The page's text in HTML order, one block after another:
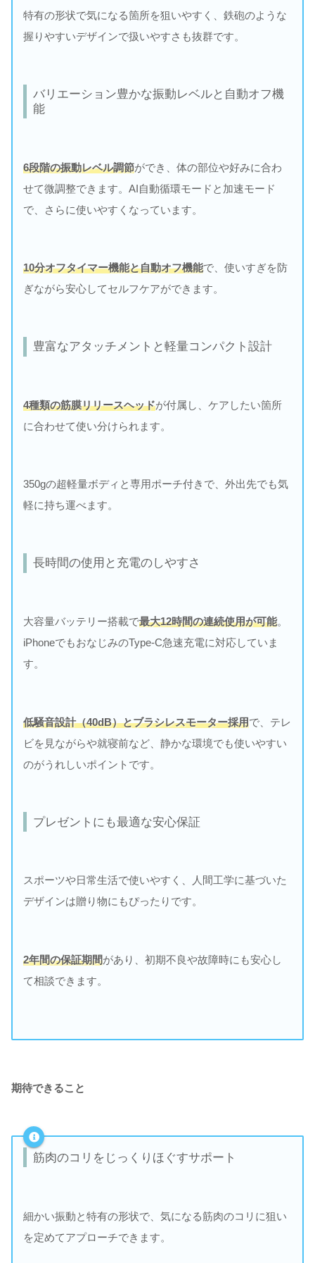
特有の形状で気になる箇所を狙いやすく、鉄砲のような
握りやすいデザインで扱いやすさも抜群です。
バリエーション豊かな振動レベルと自動オフ機
能
6段階の振動レベル調節ができ、体の部位や好みに合わ
せて微調整できます。AI自動循環モードと加速モード
で、さらに使いやすくなっています。
10分オフタイマー機能と自動オフ機能で、使いすぎを防
ぎながら安心してセルフケアができます。
豊富なアタッチメントと軽量コンパクト設計
4種類の筋膜リリースヘッドが付属し、ケアしたい箇所
に合わせて使い分けられます。
350gの超軽量ボディと専用ポーチ付きで、外出先でも気
軽に持ち運べます。
長時間の使用と充電のしやすさ
大容量バッテリー搭載で最大12時間の連続使用が可能。
iPhoneでもおなじみのType-C急速充電に対応していま
す。
低騒音設計（40dB）とブラシレスモーター採用で、テレ
ビを見ながらや就寝前など、静かな環境でも使いやすい
のがうれしいポイントです。
プレゼントにも最適な安心保証
スポーツや日常生活で使いやすく、人間工学に基づいた
デザインは贈り物にもぴったりです。
2年間の保証期間があり、初期不良や故障時にも安心し
て相談できます。
期待できること
筋肉のコリをじっくりほぐすサポート
細かい振動と特有の形状で、気になる筋肉のコリに狙い
を定めてアプローチできます。